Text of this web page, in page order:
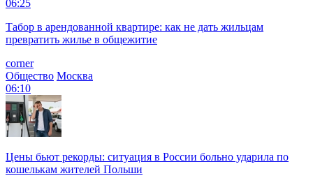
06:25
Табор в арендованной квартире: как не дать жильцам
превратить жилье в общежитие
corner
Общество Москва
06:10
Цены бьют рекорды: ситуация в России больно ударила по
кошелькам жителей Польши